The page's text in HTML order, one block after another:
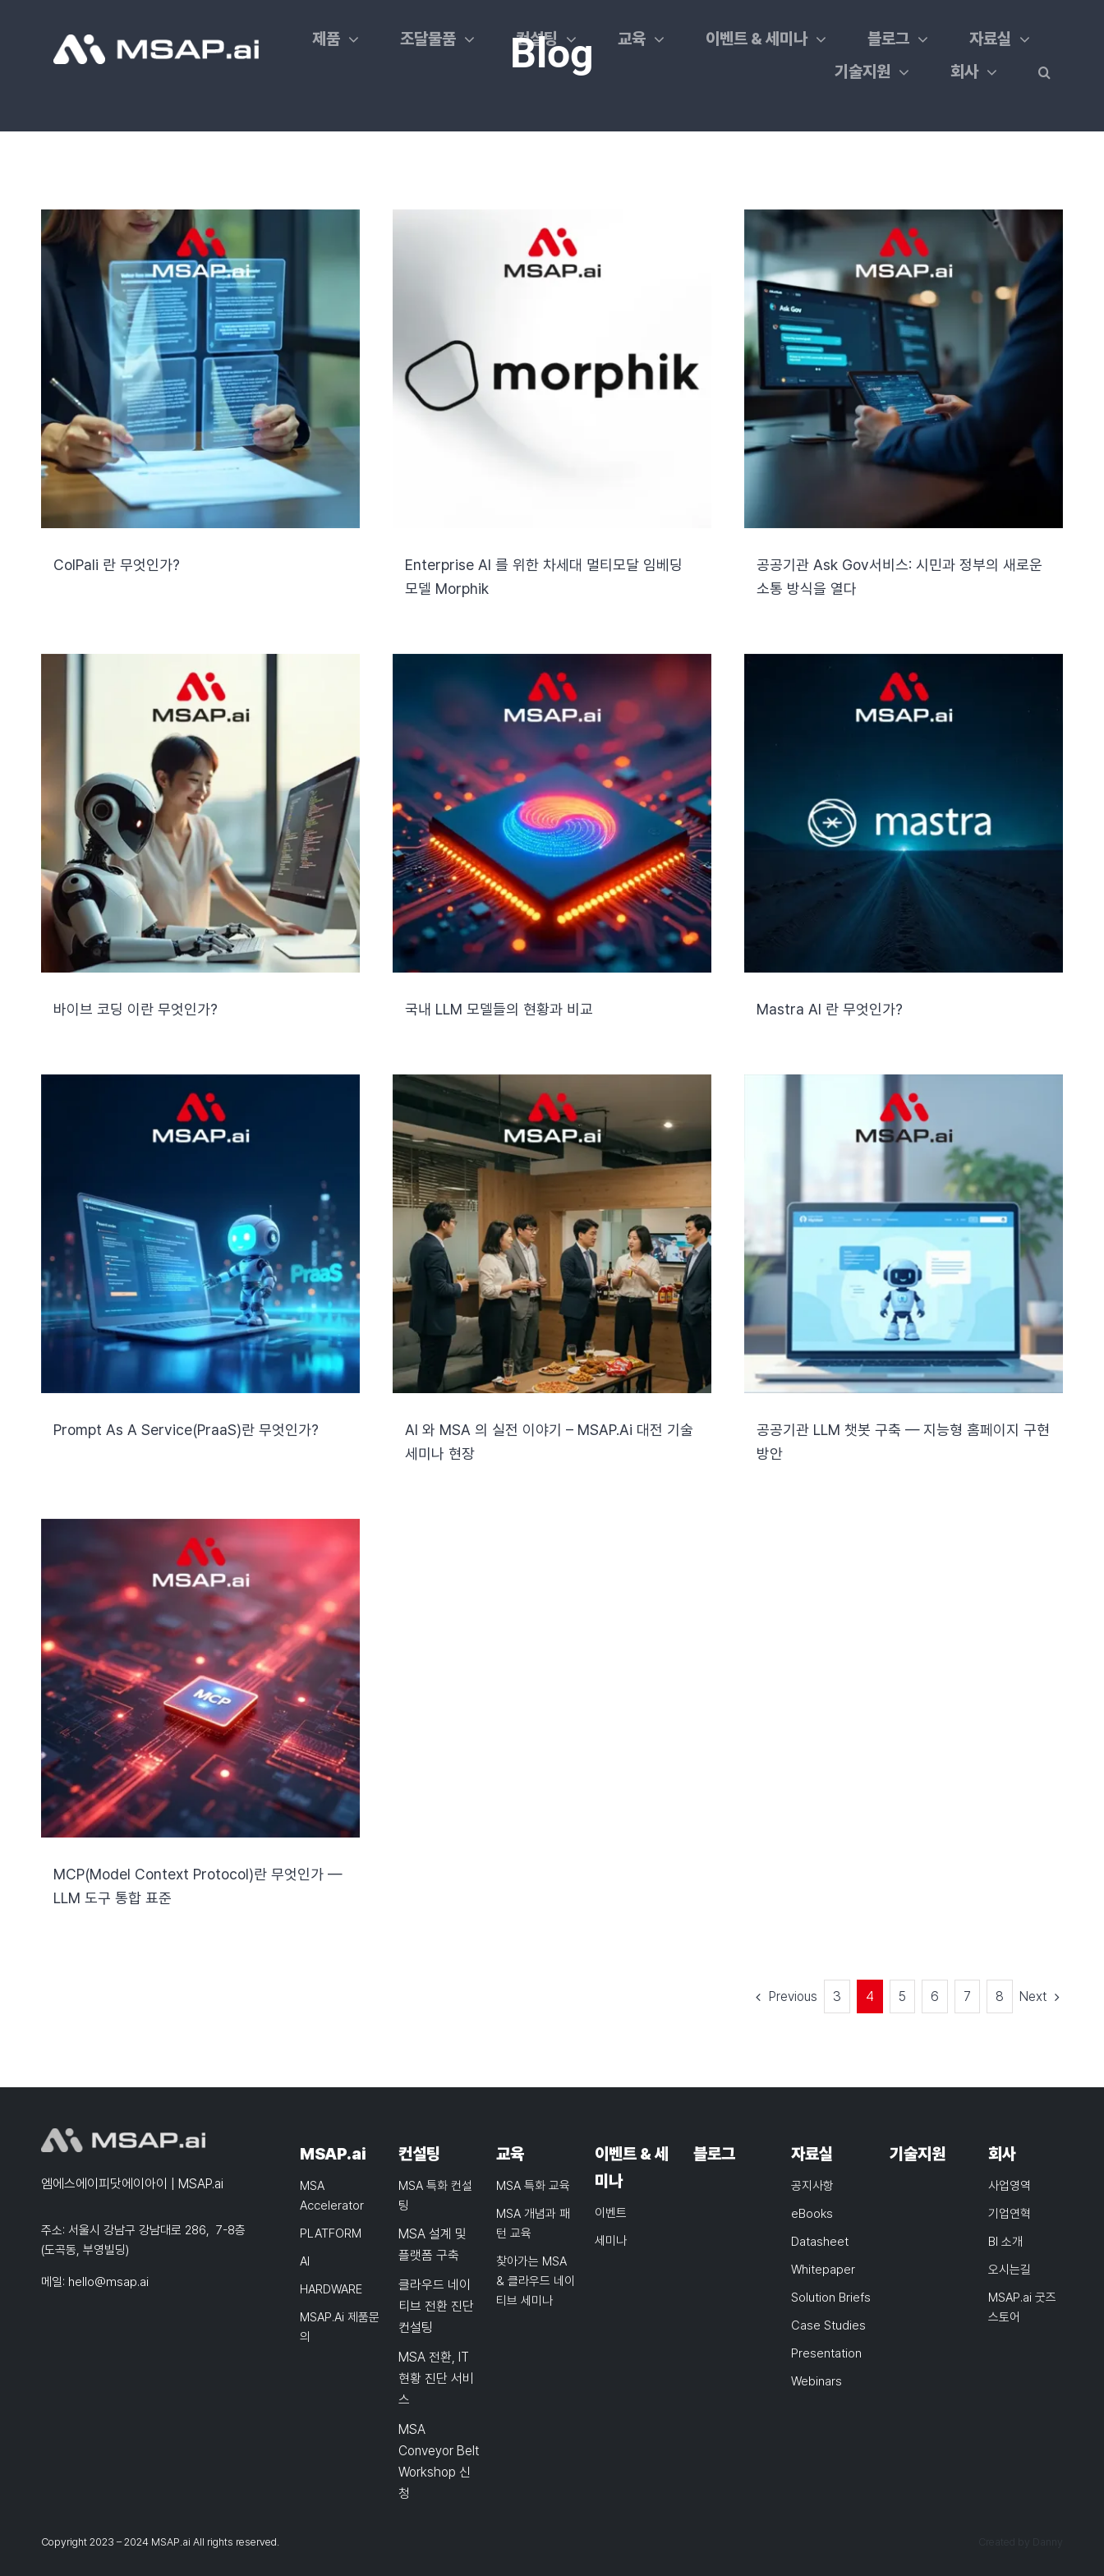
제품 조달물품 컨설팅 교육 이벤트 & 세미나 블로그
자료실
기술지원
회사
Blog
ColPali 란 무엇인가?
Enterprise AI 를 위한 차세대 멀티모달 임베딩
모델 Morphik
공공기관 Ask Gov서비스: 시민과 정부의 새로운
소통 방식을 열다
바이브 코딩 이란 무엇인가? 국내 LLM 모델들의 현황과 비교 Mastra AI 란 무엇인가?
Prompt As A Service(PraaS)란 무엇인가?
AI 와 MSA 의 실전 이야기 – MSAP.ai 대전 기술
세미나 현장
공공기관 LLM 챗봇 구축 — 지능형 홈페이지 구현
방안
MCP(Model Context Protocol)란 무엇인가 —
LLM 도구 통합 표준
Previous 3 4 5 6 7 8 Next
엠에스에이피닷에이아이 | MSAP.ai
주소: 서울시 강남구 강남대로 286, 7-8층
(도곡동, 부영빌딩)
메일: hello@msap.ai
MSAP.ai
MSA
Accelerator
PLATFORM
AI
HARDWARE
MSAP.ai 제품문
의
컨설팅
MSA 특화 컨설
팅
MSA 설계 및
플랫폼 구축
클라우드 네이
티브 전환 진단
컨설팅
MSA 전환, IT
현황 진단 서비
스
MSA
Conveyor Belt
Workshop 신
청
교육
MSA 특화 교육
MSA 개념과 패
턴 교육
찾아가는 MSA
& 클라우드 네이
티브 세미나
이벤트 & 세
미나
이벤트
세미나
블로그 자료실
공지사항
eBooks
Datasheet
Whitepaper
Solution Briefs
Case Studies
Presentation
Webinars
기술지원 회사
사업영역
기업연혁
BI 소개
오시는길
MSAP.ai 굿즈
스토어
Copyright 2023 – 2024 MSAP.ai All rights reserved.